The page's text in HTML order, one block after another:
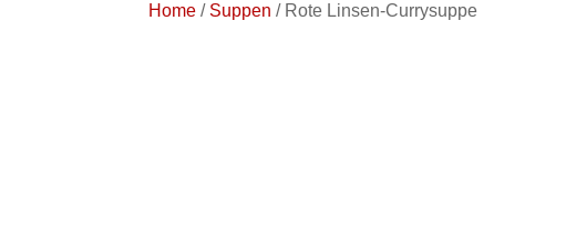
Home / Suppen / Rote Linsen-Currysuppe